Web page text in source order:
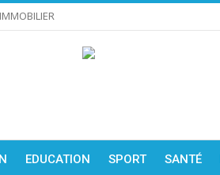
IMMOBILIER
EDUCATION SPORT SANTÉ